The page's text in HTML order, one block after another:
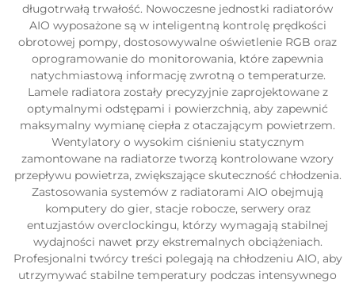
długotrwałą trwałość. Nowoczesne jednostki radiatorów
AIO wyposażone są w inteligentną kontrolę prędkości
obrotowej pompy, dostosowywalne oświetlenie RGB oraz
oprogramowanie do monitorowania, które zapewnia
natychmiastową informację zwrotną o temperaturze.
Lamele radiatora zostały precyzyjnie zaprojektowane z
optymalnymi odstępami i powierzchnią, aby zapewnić
maksymalny wymianę ciepła z otaczającym powietrzem.
Wentylatory o wysokim ciśnieniu statycznym
zamontowane na radiatorze tworzą kontrolowane wzory
przepływu powietrza, zwiększające skuteczność chłodzenia.
Zastosowania systemów z radiatorami AIO obejmują
komputery do gier, stacje robocze, serwery oraz
entuzjastów overclockingu, którzy wymagają stabilnej
wydajności nawet przy ekstremalnych obciążeniach.
Profesjonalni twórcy treści polegają na chłodzeniu AIO, aby
utrzymywać stabilne temperatury podczas intensywnego